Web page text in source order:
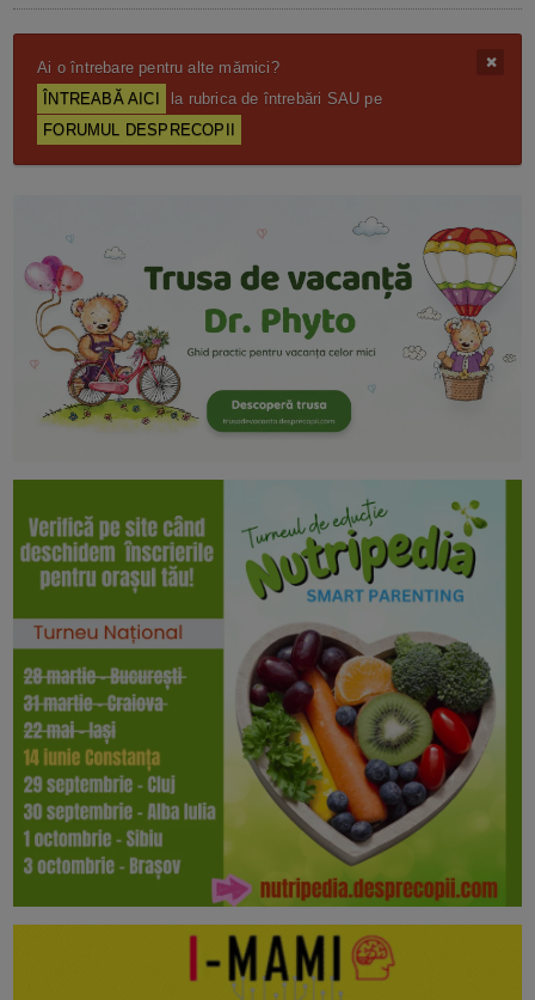
Ai o întrebare pentru alte mămici?
ÎNTREABĂ AICI
la rubrica de întrebări SAU pe
FORUMUL DESPRECOPII